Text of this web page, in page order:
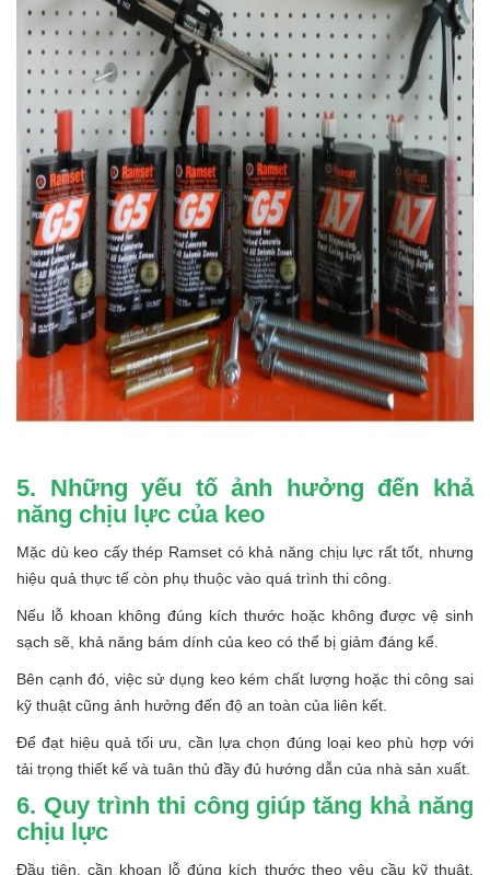
5. Những yếu tố ảnh hưởng đến khả
năng chịu lực của keo
Mặc dù keo cấy thép Ramset có khả năng chịu lực rất tốt, nhưng
hiệu quả thực tế còn phụ thuộc vào quá trình thi công.
Nếu lỗ khoan không đúng kích thước hoặc không được vệ sinh
sạch sẽ, khả năng bám dính của keo có thể bị giảm đáng kể.
Bên cạnh đó, việc sử dụng keo kém chất lượng hoặc thi công sai
kỹ thuật cũng ảnh hưởng đến độ an toàn của liên kết.
Để đạt hiệu quả tối ưu, cần lựa chọn đúng loại keo phù hợp với
tải trọng thiết kế và tuân thủ đầy đủ hướng dẫn của nhà sản xuất.
6. Quy trình thi công giúp tăng khả năng
chịu lực
Đầu tiên, cần khoan lỗ đúng kích thước theo yêu cầu kỹ thuật.